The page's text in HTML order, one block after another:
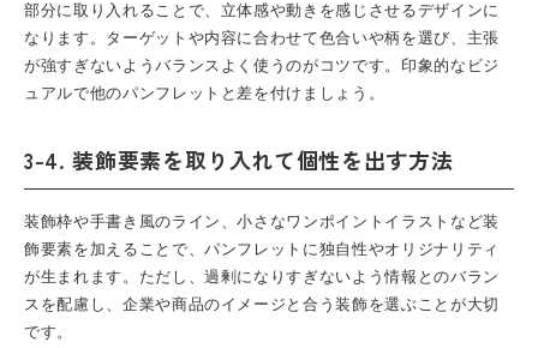
部分に取り入れることで、立体感や動きを感じさせるデザインに
なります。ターゲットや内容に合わせて色合いや柄を選び、主張
が強すぎないようバランスよく使うのがコツです。印象的なビジ
ュアルで他のパンフレットと差を付けましょう。
3-4. 装飾要素を取り入れて個性を出す方法
装飾枠や手書き風のライン、小さなワンポイントイラストなど装
飾要素を加えることで、パンフレット に独自性やオリジナリティ
が生まれます。ただし、過剰になりすぎないよう情報とのバラン
スを配慮し、企業や商品のイメージと合う装飾を選ぶことが大切
です。